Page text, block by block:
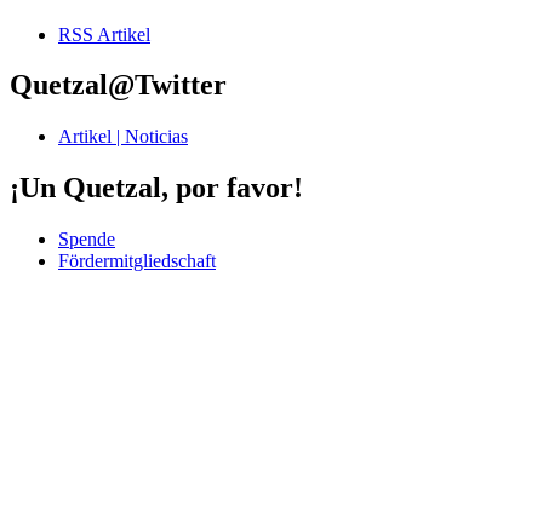
RSS Artikel
Quetzal@Twitter
Artikel | Noticias
¡Un Quetzal, por favor!
Spende
Fördermitgliedschaft